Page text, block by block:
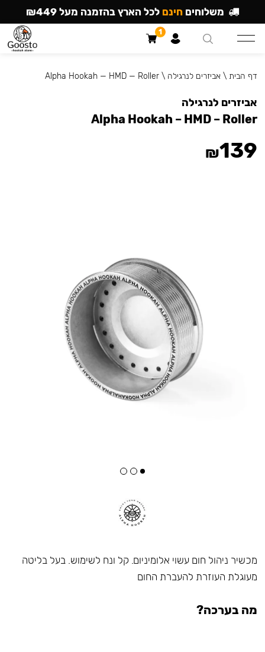
מכשיר ניהול חום עשוי אלומיניום. קל ונח לשימוש. בעל בליטה
מעוגלת העוזרת להעברת החום
מה בערכה?
דף הבית \אביזרים לנרגילה \
Alpha Hookah — HMD — Roller
אביזרים לנרגילה
Alpha Hookah – HMD – Roller
₪139
משלוחים חינם לכל הארץ בהזמנה מעל ₪449
1